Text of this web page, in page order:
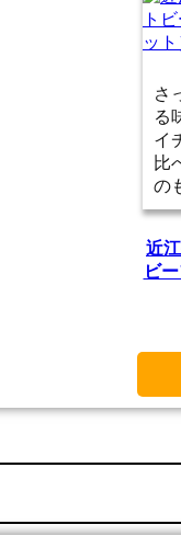
さ
る
イ
比
の
近
ビ